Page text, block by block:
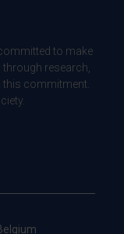
to make
research,
commitment.